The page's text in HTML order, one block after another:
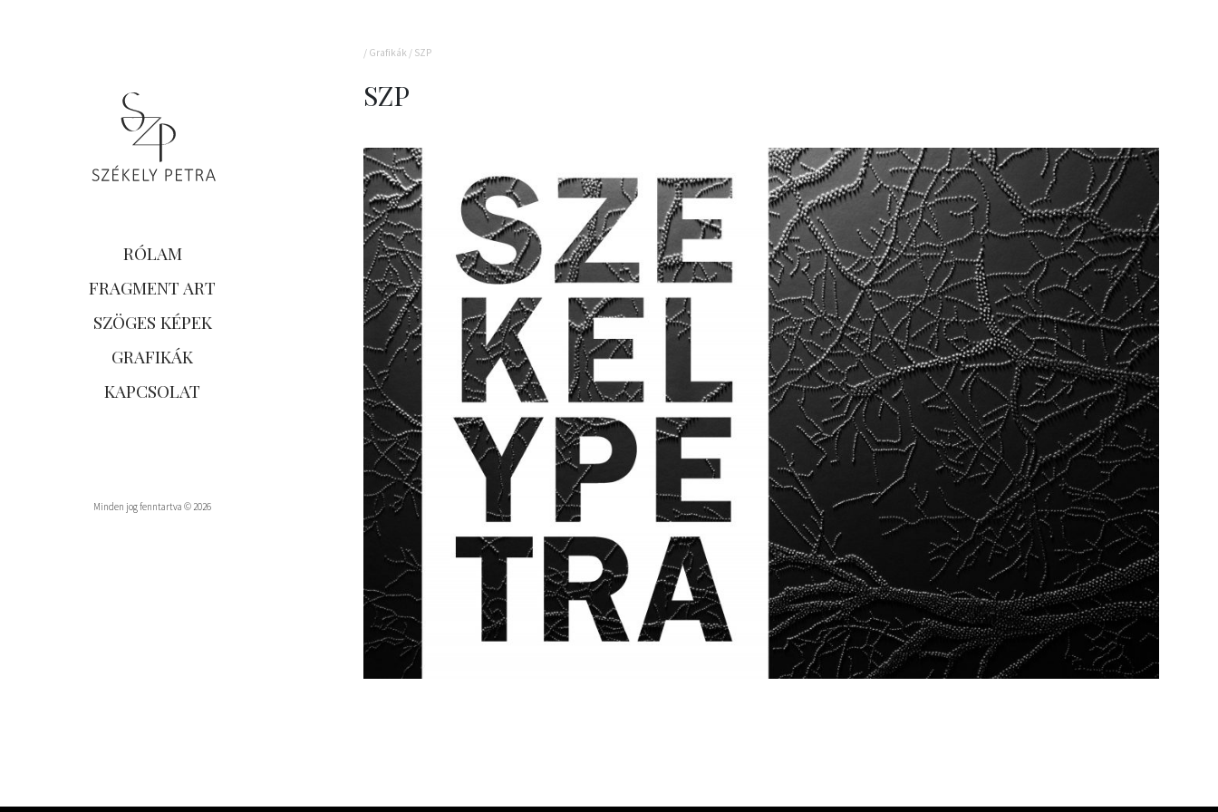
RÓLAM
FRAGMENT ART
SZÖGES KÉPEK
GRAFIKÁK
KAPCSOLAT
Minden jog fenntartva © 2026
/ Grafikák / SZP
SZP